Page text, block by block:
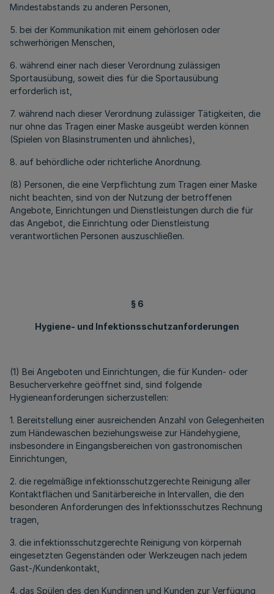
Mindestabstands zu anderen Personen,
5. bei der Kommunikation mit einem gehörlosen oder
schwerhörigen Menschen,
6. während einer nach dieser Verordnung zulässigen
Sportausübung, soweit dies für die Sportausübung
erforderlich ist,
7. während nach dieser Verordnung zulässiger Tätigkeiten, die
nur ohne das Tragen einer Maske ausgeübt werden können
(Spielen von Blasinstrumenten und ähnliches),
8. auf behördliche oder richterliche Anordnung.
(8) Personen, die eine Verpflichtung zum Tragen einer Maske
nicht beachten, sind von der Nutzung der betroffenen
Angebote, Einrichtungen und Dienstleistungen durch die für
das Angebot, die Einrichtung oder Dienstleistung
verantwortlichen Personen auszuschließen.
§ 6
Hygiene- und Infektionsschutzanforderungen
(1) Bei Angeboten und Einrichtungen, die für Kunden- oder
Besucherverkehre geöffnet sind, sind folgende
Hygieneanforderungen sicherzustellen:
1. Bereitstellung einer ausreichenden Anzahl von Gelegenheiten
zum Händewaschen beziehungsweise zur Händehygiene,
insbesondere in Eingangsbereichen von gastronomischen
Einrichtungen,
2. die regelmäßige infektionsschutzgerechte Reinigung aller
Kontaktflächen und Sanitärbereiche in Intervallen, die den
besonderen Anforderungen des Infektionsschutzes Rechnung
tragen,
3. die infektionsschutzgerechte Reinigung von körpernah
eingesetzten Gegenständen oder Werkzeugen nach jedem
Gast-/Kundenkontakt,
4. das Spülen des den Kundinnen und Kunden zur Verfügung